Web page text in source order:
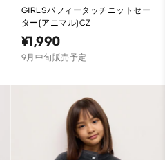
GIRLSパフィータッチニットセー
ター(アニマル)CZ
¥1,990
9月中旬販売予定